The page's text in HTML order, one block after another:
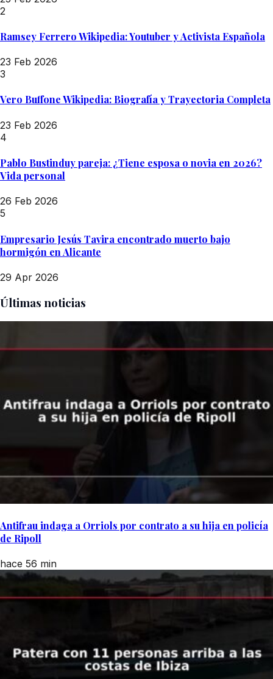
2
Ramsey Ferrero Wikipedia: Youtuber y Activista Española
23 Feb 2026
3
Vero Buffone Wikipedia: Biografía y Trayectoria Completa
23 Feb 2026
4
Pablo Bustinduy pareja: ¿Tiene esposa o novia en 2026?
Vida personal
26 Feb 2026
5
Empresario Jesús Tavira encontrado muerto bajo
hormigón en Alicante
29 Apr 2026
Últimas noticias
Antifrau indaga a Orriols por contrato a su hija en policía
de Ripoll
hace 56 min